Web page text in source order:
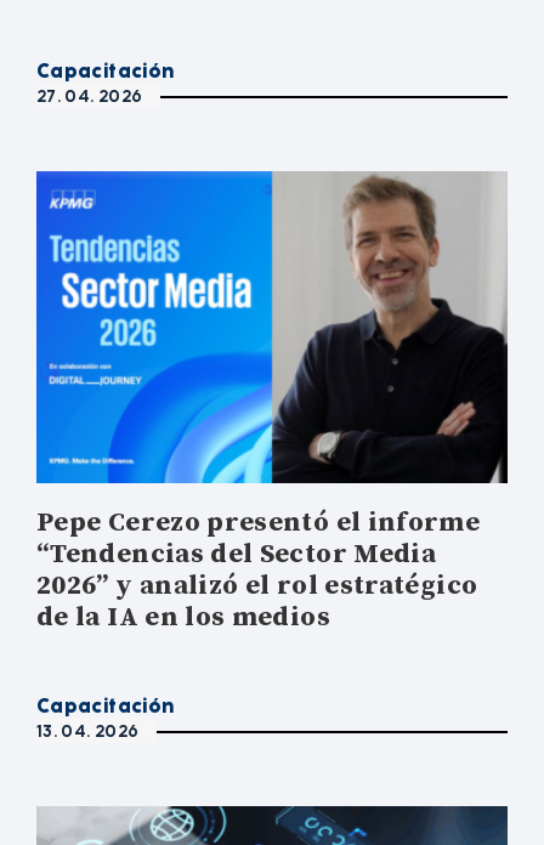
Capacitación
27. 04. 2026
Pepe Cerezo presentó el informe
“Tendencias del Sector Media
2026” y analizó el rol estratégico
de la IA en los medios
Capacitación
13. 04. 2026